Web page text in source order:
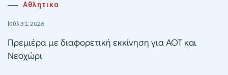
Αθλητικα
Ιούλ 31, 2026
Πρεμιέρα με διαφορετική εκκίνηση για ΑΟΤ και
Νεοχώρι